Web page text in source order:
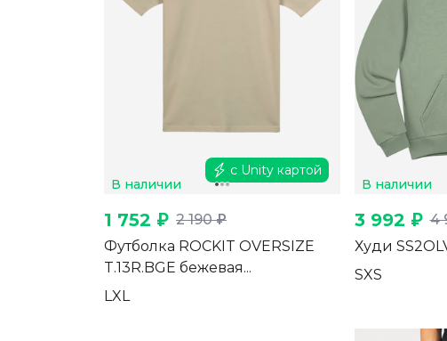
В наличии
с Unity картой
1 752 ₽ 2 190 ₽
Футболка ROCKIT OVERSIZE
T.13R.BGE бежевая...
L XL
В наличии
3 992 ₽ 4
Худи
SXS